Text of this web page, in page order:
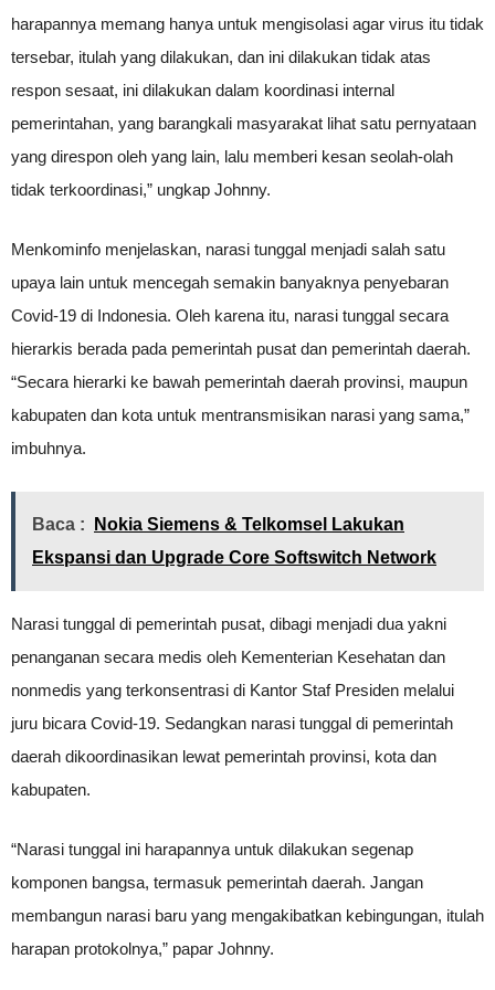
harapannya memang hanya untuk mengisolasi agar virus itu tidak
tersebar, itulah yang dilakukan, dan ini dilakukan tidak atas
respon sesaat, ini dilakukan dalam koordinasi internal
pemerintahan, yang barangkali masyarakat lihat satu pernyataan
yang direspon oleh yang lain, lalu memberi kesan seolah-olah
tidak terkoordinasi,” ungkap Johnny.
Menkominfo menjelaskan, narasi tunggal menjadi salah satu
upaya lain untuk mencegah semakin banyaknya penyebaran
Covid-19 di Indonesia. Oleh karena itu, narasi tunggal secara
hierarkis berada pada pemerintah pusat dan pemerintah daerah.
“Secara hierarki ke bawah pemerintah daerah provinsi, maupun
kabupaten dan kota untuk mentransmisikan narasi yang sama,”
imbuhnya.
Baca :
Nokia Siemens & Telkomsel Lakukan
Ekspansi dan Upgrade Core Softswitch Network
Narasi tunggal di pemerintah pusat, dibagi menjadi dua yakni
penanganan secara medis oleh Kementerian Kesehatan dan
nonmedis yang terkonsentrasi di Kantor Staf Presiden melalui
juru bicara Covid-19. Sedangkan narasi tunggal di pemerintah
daerah dikoordinasikan lewat pemerintah provinsi, kota dan
kabupaten.
“Narasi tunggal ini harapannya untuk dilakukan segenap
komponen bangsa, termasuk pemerintah daerah. Jangan
membangun narasi baru yang mengakibatkan kebingungan, itulah
harapan protokolnya,” papar Johnny.